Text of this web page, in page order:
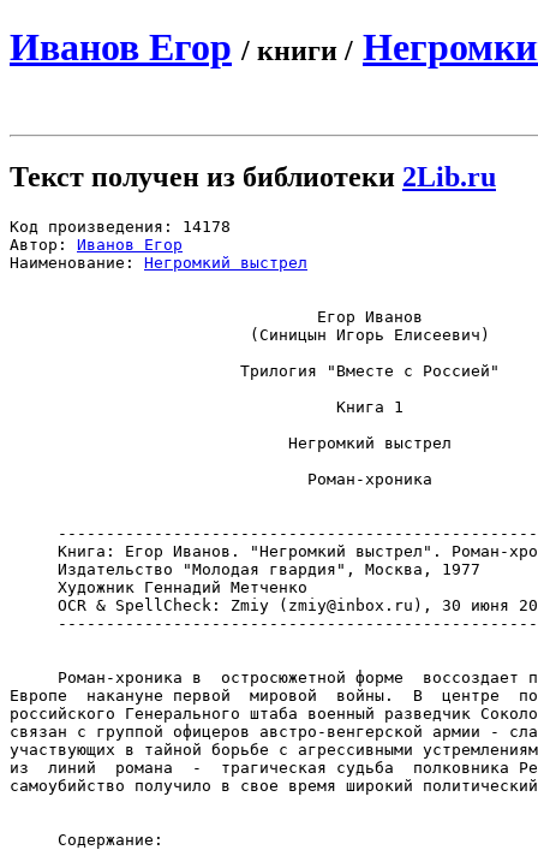
Иванов Егор / книги /
Текст получен из библиотеки 2Lib.ru
Код произведения: 14178
Автор: Иванов Егор
Наименование: Негромкий выстрел
                                Егор Иванов
                         (Синицын Игорь Елисеевич)
                        Трилогия "Вместе с Россией"
                                  Книга 1
                             Негромкий выстрел
                               Роман-хроника
Книга: Егор Иванов. "Негромкий выстрел". Роман-
     Издательство "Молодая гвардия", Москва, 1977
     Художник Геннадий Метченко
     OCR & SpellCheck: Zmiy (
zmiy@inbox.ru ), 30 июня 2002 года
     ---------------------------------------------------------------------


     Роман-хроника в  остросюжетной форме  воссоздает политические события в
Европе  накануне первой  мировой  войны.  В  центре  повествования -  офицер
российского Генерального штаба военный разведчик Соколов. Он по долгу службы
связан с группой офицеров австро-венгерской армии - славян по происхождению,
участвующих в тайной борьбе с агрессивными устремлениями пангерманизма. Одна
из  линий  романа  -  трагическая судьба  полковника Редля,  чье  загадочное
самоубийство получило в свое время широкий политический резонанс.


     Содержание:

     Пролог
     1. Петербург, март 1912 года
     2. Петербург, март 1912 года
     3. Петербург, март 1912 года
     4. Петербург, конец февраля 1912 года
     5. Пресбург, август 1912 года
     6. Вена, сентябрь 1912 года
     7. Прага, сентябрь 1912 года
     8. Берлин, ноябрь 1912 года
     9. Прага, октябрь 1912 года
     10. Роминтен, ноябрь 1912 года
     11. Карлсбад, октябрь 1912 года
     12. Карлсбад, октябрь 1912 года
     13. Петербург, ноябрь 1912 года
     14. Петербург, ноябрь 1912 года
     15. Петербург, ноябрь 1912 года
     16. Царское Село, ноябрь 1912 года
     17. Петербург, ноябрь 1912 года
     18. Царское Село, ноябрь 1912 года
     19. Царское Село, ноябрь 1912 года
     20. Царское Село, ноябрь 1912 года
     21. Царское Село, ноябрь 1912 года
     22. Царское Село, ноябрь 1912 года
     23. Германия - Италия, ноябрь 1912 года
     24. Флоренция, ноябрь 1912 года
     25. Флоренция, ноябрь 1912 года
     26. Флоренция, ноябрь 1912 года
     27. Петербург, январь 1913 года
     28. Петербург, январь 1913 года
     29. Петербург, январь 1913 года
     30. Петербург, январь 1913 года
     31. Петербург, январь 1913 года
     32. Петербург, ноябрь 1912 года
     33. Петербург, январь 1913 года
     34. Берлин - Потсдам, январь 1913 года
     35. Вена, март - май 1913 года
     36. Вена, март - май 1913 года
     37. Вена, май 1913 года
     38. Вена, май 1913 года
     39. Вена, май 1913 года
     40. Вена, май 1913 года
     41. Прага, май 1918 года
     42. Прага, май 1913 года
     43. Вена, май 1913 года
     44. Петербург, май 1913 года
     45. Петербург, май 1913 года
     46. Петербург, май 1913 года
     47. Вена, июнь - август 1913 года
     48. Петербург, июнь - август 1913 года


                                   Пролог

     Веселое,   но   еще   не   горячее  весеннее  солнце   поднималось  над
Санкт-Петербургом,  заглянув предварительно во  все уголки обширных пределов
Российской империи.  Одинаково безразлично оно дарило лучами на своем долгом
пути  хибарки крестьян,  бараки  рабочих,  усадьбы помещиков,  дворцы знати,
посылало свет и  тепло деревенькам и заштатным городишкам,  аулам и хуторам,
фабричным центрам и  двум  столицам -  полудеревянной,  полуспящей Москве  и
каменному, хладнокровному Петербургу.
     Ночь отходила,  под беспощадным солнечным весенним светом снова и снова
обнажались нищета и крикливое богатство,  лохмотья крестьянина,  бредущего в
город на заработки, и сияние эполет гвардейского офицера, летящего на лихаче
в  модный ресторан,  сонная одурь купеческих лабазов и прокопченная убогость
казарм, где ютился рабочий люд.
     Вместе  с  восходом  солнца  вся  Россия  поднималась ото  сна,  истово
крестилась или  возносила иную,  иноверческую молитву  и  принималась варить
металл и  ткать льны и ситцы,  строить и торговать,  валить лес и печь хлеб,
заниматься тысячью  других  дел,  имя  которым -  труд.  Лишь  малая  толика
подданных необъятной империи не видела, как поднимается солнце. Это были те,
кто  жил  чужим трудом,  проводил свои дни  в  единственной заботе -  как бы
украсить и скоротать свое время,  порезвиться с подобными себе бездельниками
или сделать вид занятости на государственной службе. Они отдыхали до полудня
для того, чтобы за полночь устать от развлечений.
     Всю  многомиллионную массу  трудовых людей и  миллион их  захребетников
охраняла от "врагов внешних" российская императорская армия, которую господа
предназначили еще и для защиты самих себя от "врагов внутренних", то есть от
лучших среди тех, кто трудился от зари до зари.
     Приспешники  царя,   свора  великих  князей  и  прибалтийских  баронов,
занявшие в армии почти все важнейшие посты,  пытались взрастить в российском
воинстве повиновение без рассуждений,  слепое исполнение команд "патронов не
жалеть!".
     Но и в армии солнце свободы проникало все дальше и дальше во все темные
уголки,  беспощадно высвечивало пороки и безобразия, обнажало трухлявые сваи
и подпорки самодержавного строя.
     В  начале века далеко не  все подданные Российской империи могли видеть
путеводную звезду революции.  Но  таких людей день ото  дня  становилось все
меньше и меньше.
     ...Веселое,   но   еще  не  горячее  весеннее  солнце  поднималось  над
Санкт-Петербургом.


                        1. Петербург, март 1912 года

     Алексей Алексеевич Соколов,  кавалерист и  любитель лошадей по  натуре,
военный разведчик по  должности и  подполковник Генерального штаба по  чину,
проснулся в  это мартовское утро 1912 года затемно с  радостным и  тревожным
чувством ожидания.  Сильный ветер с моря разогнал облака,  горизонт за окном
сначала блеснул зеленой полосой,  а затем из-за нее брызнули яркие солнечные
лучи.
     Соколов одним прыжком вскочил с постели,  потянулся,  разминая суставы.
"Сегодня конкур-иппик*,  -  учащенно билось его  сердце,  -  и  я  впервые в
Петербурге буду спорить с сильнейшими наездниками столицы!"
     ______________
     *  Конкур-иппик  -  соревнования по  верховой езде  и  выездке лошадей,
происходившие обычно в закрытом манеже при большом стечении публики. Одно из
любимейших  спортивных состязаний в  начале  нашего  века.  (Здесь  и  далее
примечания автора.)

     Пока Соколов одевался и завтракал, он все время вспоминал свою лошадку,
золотистой масти кобылицу государственного Стрелецкого завода.
     В  это  время  его  Искра  в  своем деннике тоже  готовилась к  скачке.
Вестовой Соколова делал ей  массаж:  крепко растирал стройные ноги  вверх по
жилам  против шерсти и  мягко оглаживал вниз.  Потом накрыл дорогой попоной,
из-под  которой спадал  золотой каскад хвоста Грива,  мягкая и